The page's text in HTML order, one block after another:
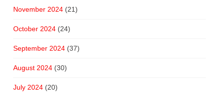
November 2024(21)
October 2024(24)
September 2024(37)
August 2024(30)
July 2024(20)